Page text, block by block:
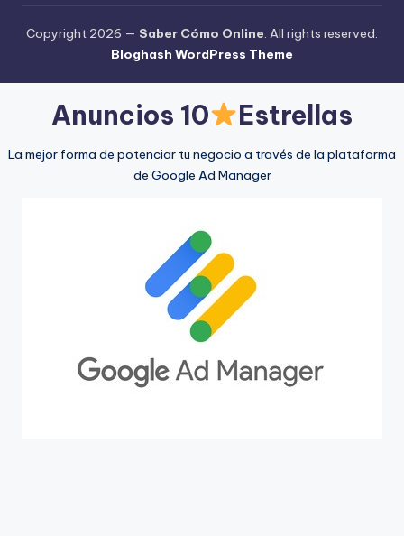
Copyright 2026 — Saber Cómo Online. All rights reserved.
Bloghash WordPress Theme
Anuncios 10 Estrellas
La mejor forma de potenciar tu negocio a través de la plataforma
de Google Ad Manager